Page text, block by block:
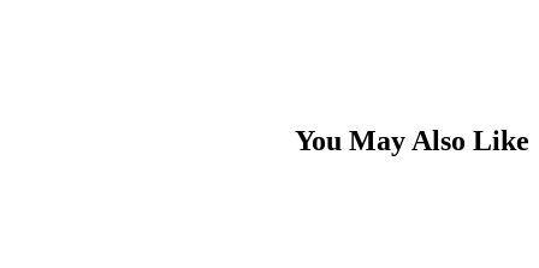
You May Also Like